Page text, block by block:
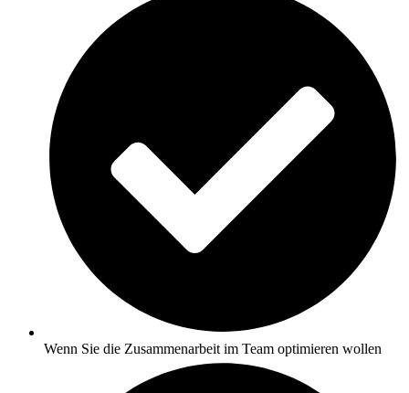
Wenn Sie die Zusammenarbeit im Team optimieren wollen